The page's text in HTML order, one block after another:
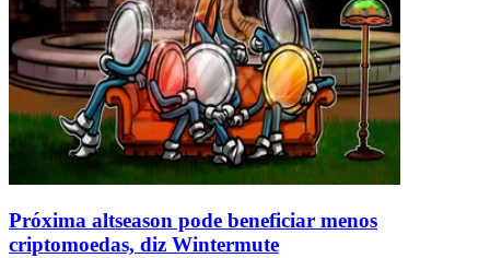
Próxima altseason pode beneficiar menos
criptomoedas, diz Wintermute